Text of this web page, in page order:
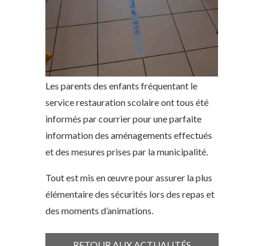
Les parents des enfants fréquentant le
service restauration scolaire ont tous été
informés par courrier pour une parfaite
information des aménagements effectués
et des mesures prises par la municipalité.
Tout est mis en œuvre pour assurer la plus
élémentaire des sécurités lors des repas et
des moments d’animations.